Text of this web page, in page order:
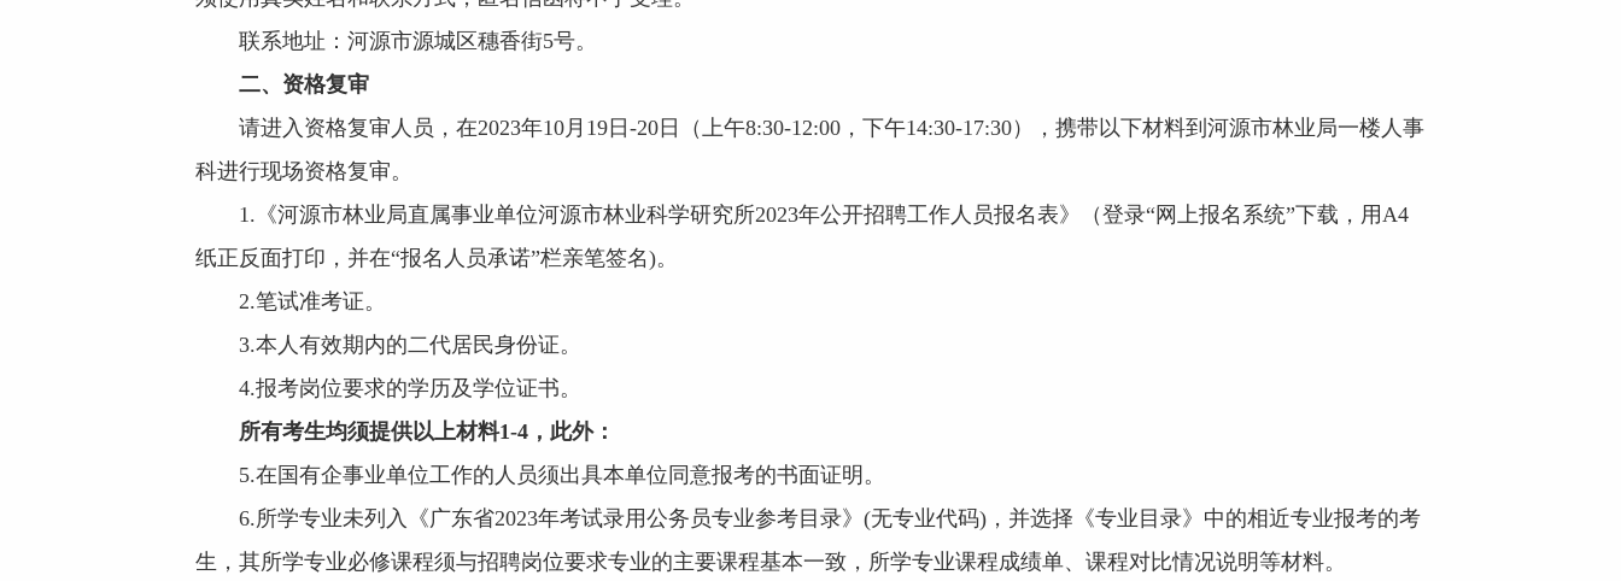
联系地址：河源市源城区穗香街5号。
二、资格复审
请进入资格复审人员，在2023年10月19日-20日（上午8:30-12:00，下午14:30-17:30），携带以下材料到河源市林业局一楼人事
科进行现场资格复审。
1.《河源市林业局直属事业单位河源市林业科学研究所2023年公开招聘工作人员报名表》（登录“网上报名系统”下载，用A4
纸正反面打印，并在“报名人员承诺”栏亲笔签名)。
2.笔试准考证。
3.本人有效期内的二代居民身份证。
4.报考岗位要求的学历及学位证书。
所有考生均须提供以上材料1-4，此外：
5.在国有企事业单位工作的人员须出具本单位同意报考的书面证明。
6.所学专业未列入《广东省2023年考试录用公务员专业参考目录》(无专业代码)，并选择《专业目录》中的相近专业报考的考
生，其所学专业必修课程须与招聘岗位要求专业的主要课程基本一致，所学专业课程成绩单、课程对比情况说明等材料。